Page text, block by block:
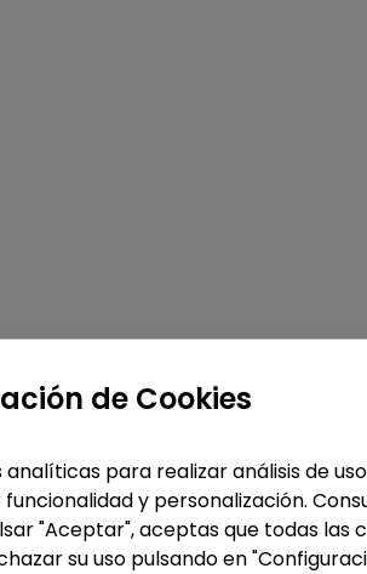
de Cookies
analíticas para realizar análisis de
y personalización.
"Aceptar", aceptas que todas las
su uso pulsando en